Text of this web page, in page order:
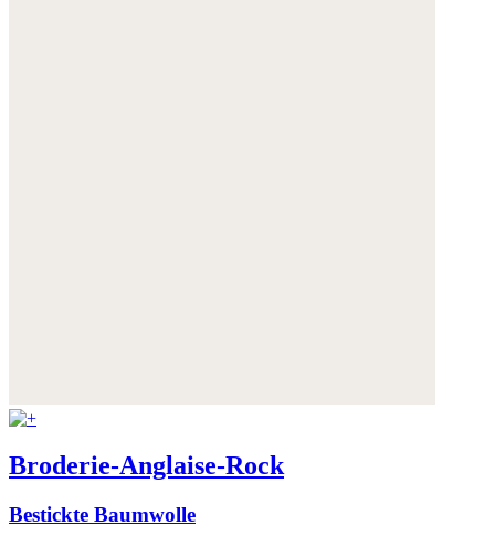
Broderie-Anglaise-Rock
Bestickte Baumwolle